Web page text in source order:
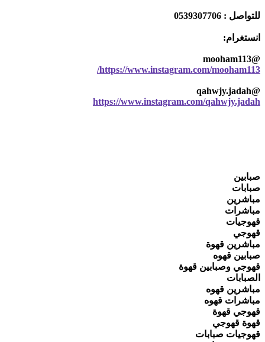
للتواصل : 0539307706
انستغرام:
@mooham113
https://www.instagram.com/mooham113/
@qahwjy.jadah
https://www.instagram.com/qahwjy.jadah
صبابين
صبابات
مباشرين
مباشرات
قهوجيات
قهوجي
مباشرين قهوة
صبابين قهوه
قهوجي وصبابين قهوة
الصبابات
مباشرين قهوه
مباشرات قهوه
قهوجي قهوة
قهوة قهوجي
قهوجيات صبابات